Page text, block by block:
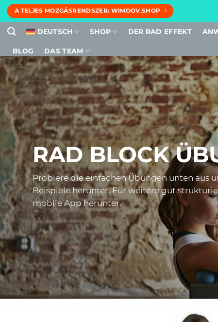
Zum
Inhalt
springen
A TELJES MOZGÁSRENDSZER: WIMOOV.SHOP
DEUTSCH SHOP DER RAD EFFEKT
BLOG DAS TEAM
RAD BLOCK
Probiere die einfachen Übungen unten aus
Beispiele herunter. Für weitere gut
mobile Appherunter.